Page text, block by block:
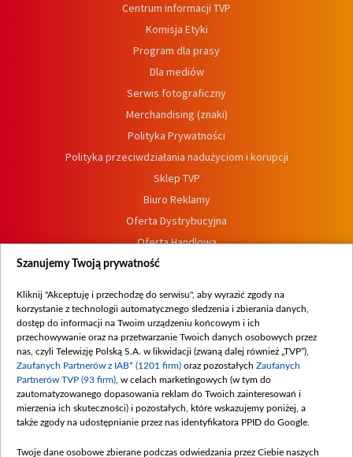
Centrum informacji TVP
Komisja Etyki
Program dla prasy
Dla mediów
Serwis fotograficzny
Merchandising (znaki)
Polityka Prywatności
Polityka przeciwdziałania nadużyciom i korupcji
Sklep TVP
Biuro Reklamy
Oferta Dystrybucyjna
Oferta Handlowa
Dostępność
Procedura zgłoszeń wewnętrznych
Szanujemy Twoją prywatność
Kliknij "Akceptuję i przechodzę do serwisu", aby wyrazić zgody na
korzystanie z technologii automatycznego śledzenia i zbierania danych,
dostęp do informacji na Twoim urządzeniu końcowym i ich
przechowywanie oraz na przetwarzanie Twoich danych osobowych przez
nas, czyli Telewizję Polską S.A. w likwidacji (zwaną dalej również „TVP”),
Zaufanych Partnerów z IAB* (1201 firm) oraz pozostałych Zaufanych
Partnerów TVP (93 firm) , w celach marketingowych (w tym do
zautomatyzowanego dopasowania reklam do Twoich zainteresowań i
mierzenia ich skuteczności) i pozostałych, które wskazujemy poniżej, a
także zgody na udostępnianie przez nas identyfikatora PPID do Google.
Twoje dane osobowe zbierane podczas odwiedzania przez Ciebie naszych